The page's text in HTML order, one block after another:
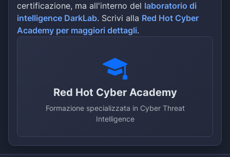
certificazione, ma all'interno del laboratorio di
intelligence DarkLab. Scrivi alla Red Hot Cyber
Academy per maggiori dettagli.
Red Hot Cyber Academy
Formazione specializzata in Cyber Threat
Intelligence